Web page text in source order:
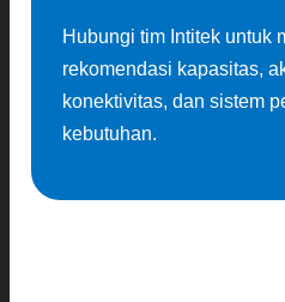
Hubungi tim Intitek untuk
rekomendasi kapasitas,
konektivitas, dan sistem
kebutuhan.